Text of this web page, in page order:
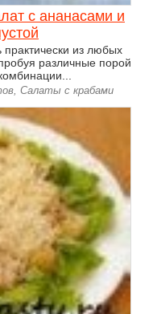
с ананасами и
из любых
различные порой
Салаты с крабами